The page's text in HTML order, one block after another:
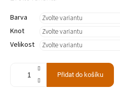
cena:
Barva
Knot
Velikost
Přidat do košíku